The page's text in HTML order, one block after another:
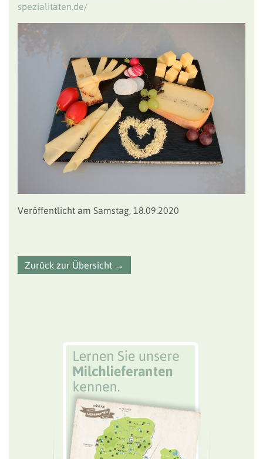
spezialitäten.de/
Veröffentlicht am Samstag, 18.09.2020
Zurück zur Übersicht →